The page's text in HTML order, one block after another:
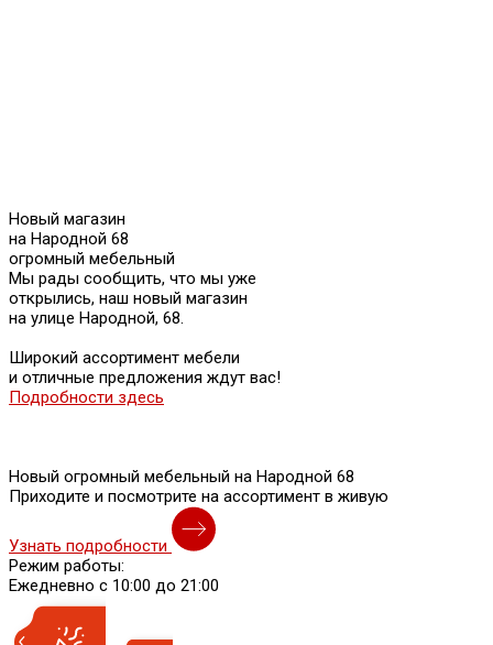
Новый магазин
на Народной 68
огромный мебельный
Мы рады сообщить, что мы уже
открылись, наш новый магазин
на улице Народной, 68.
Широкий ассортимент мебели
и отличные предложения ждут вас!
Подробности здесь
Новый огромный мебельный на Народной 68
Приходите и посмотрите на ассортимент в живую
Узнать подробности
Режим работы:
Ежедневно с 10:00 до 21:00